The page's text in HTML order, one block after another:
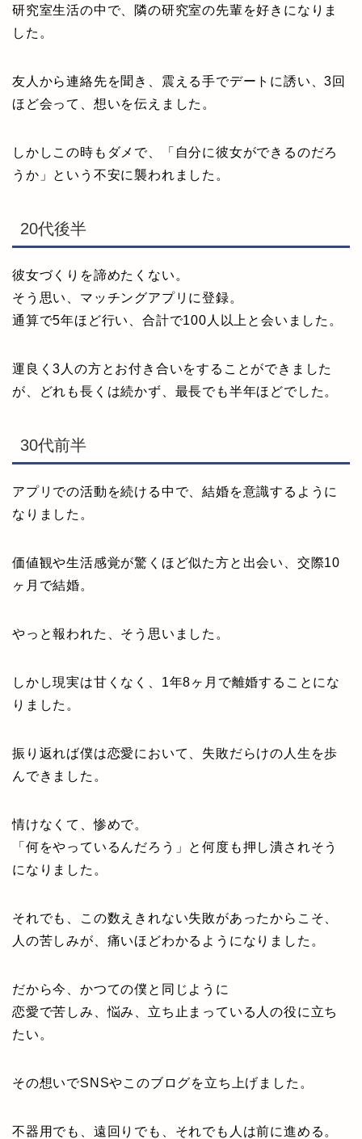
研究室生活の中で、隣の研究室の先輩を好きになりま
した。
友人から連絡先を聞き、震える手でデートに誘い、3回
ほど会って、想いを伝えました。
しかしこの時もダメで、「自分に彼女ができるのだろ
うか」という不安に襲われました。
20代後半
彼女づくりを諦めたくない。
そう思い、マッチングアプリに登録。
通算で5年ほど行い、合計で100人以上と会いました。
運良く3人の方とお付き合いをすることができました
が、どれも長くは続かず、最長でも半年ほどでした。
30代前半
アプリでの活動を続ける中で、結婚を意識するように
なりました。
価値観や生活感覚が驚くほど似た方と出会い、交際10
ヶ月で結婚。
やっと報われた、そう思いました。
しかし現実は甘くなく、1年8ヶ月で離婚することにな
りました。
振り返れば僕は恋愛において、失敗だらけの人生を歩
んできました。
情けなくて、惨めで。
「何をやっているんだろう」と何度も押し潰されそう
になりました。
それでも、この数えきれない失敗があったからこそ、
人の苦しみが、痛いほどわかるようになりました。
だから今、かつての僕と同じように
恋愛で苦しみ、悩み、立ち止まっている人の役に立ち
たい。
その想いでSNSやこのブログを立ち上げました。
不器用でも、遠回りでも、それでも人は前に進める。